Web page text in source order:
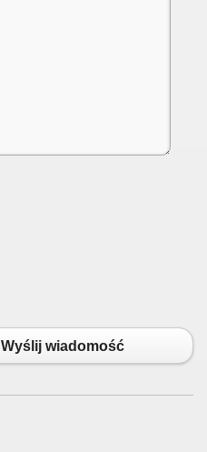
Wyślij wiadomość